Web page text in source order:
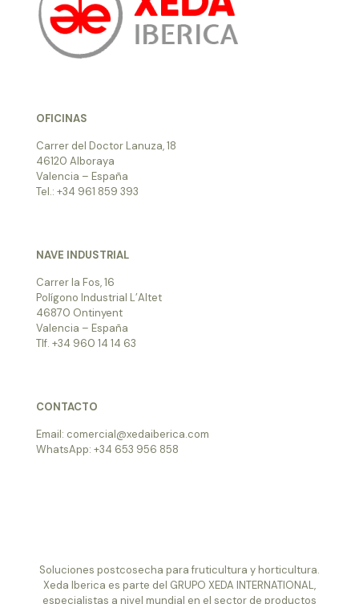
OFICINAS
Carrer del Doctor Lanuza, 18
46120 Alboraya
Valencia – España
Tel.: +34 961 859 393
NAVE INDUSTRIAL
Carrer la Fos, 16
Polígono Industrial L’Altet
46870 Ontinyent
Valencia – España
Tlf. +34 960 14 14 63
CONTACTO
Email: comercial@xedaiberica.com
WhatsApp: +34 653 956 858
Soluciones postcosecha para fruticultura y horticultura.
Xeda Iberica es parte del GRUPO XEDA INTERNATIONAL,
especialistas a nivel mundial en el sector de productos